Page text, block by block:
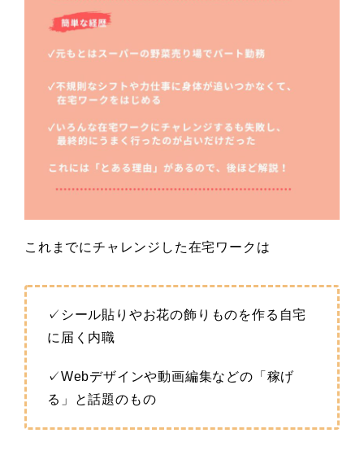
これまでにチャレンジした在宅ワークは
✓シール貼りやお花の飾りものを作る自宅
に届く内職
✓Webデザインや動画編集などの「稼げ
る」と話題のもの